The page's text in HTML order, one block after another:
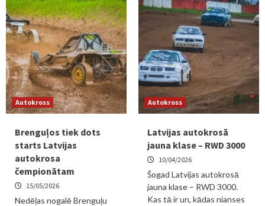
Autokross
Brenguļos tiek dots
starts Latvijas
autokrosa
čempionātam
15/05/2026
Nedēļas nogalē Brenguļu
Autokross
Latvijas autokrosā
jauna klase – RWD 3000
10/04/2026
Šogad Latvijas autokrosā
jauna klase – RWD 3000.
Kas tā ir un, kādas nianses